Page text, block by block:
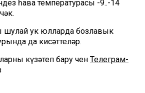
һава температурасы -9..-14
шулай ук юлларда бозлавык
да кисәттеләр.
күзәтеп бару өчен Телеграм-